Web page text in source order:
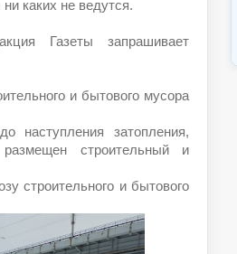
каких не ведутся.
Газеты запрашивает
и бытового мусора
наступления затопления,
строительный и
строительного и бытового